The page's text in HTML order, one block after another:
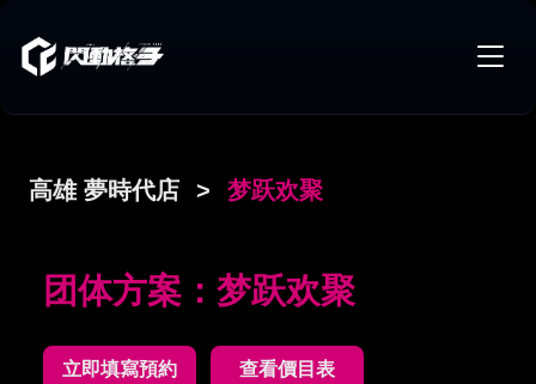
高雄 夢時代店 > 梦跃欢聚
团体方案：梦跃欢聚
立即填寫預約 查看價目表